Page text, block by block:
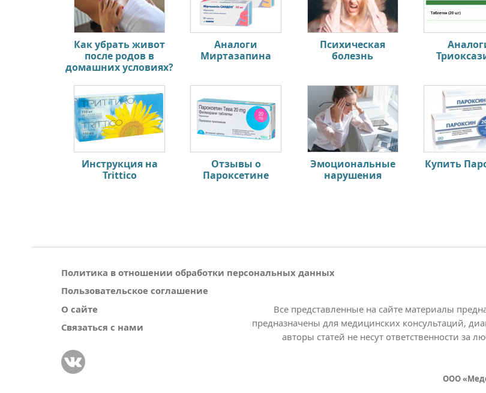
Как убрать живот
после родов в
домашних условиях?
Аналоги
Миртазапина
Психическая
болезнь
Инструкция на
Trittico
Отзывы о
Пароксетине
Эмоциональные
нарушения
Купить
Политика в отношении обработки персональных данных
Пользовательское соглашение
О сайте
Связаться с нами
Все представленные на сайте материалы
предназначены для медицинских консультаций,
авторы статей не несут ответственности за
ООО